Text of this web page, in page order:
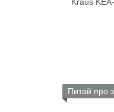
Питай про